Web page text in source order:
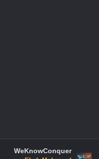
WeKnowConquer